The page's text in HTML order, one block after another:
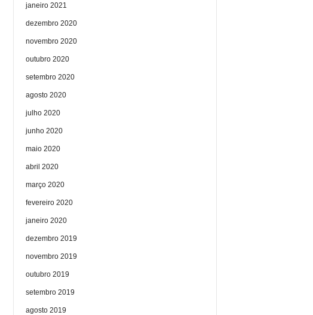
janeiro 2021
dezembro 2020
novembro 2020
outubro 2020
setembro 2020
agosto 2020
julho 2020
junho 2020
maio 2020
abril 2020
março 2020
fevereiro 2020
janeiro 2020
dezembro 2019
novembro 2019
outubro 2019
setembro 2019
agosto 2019